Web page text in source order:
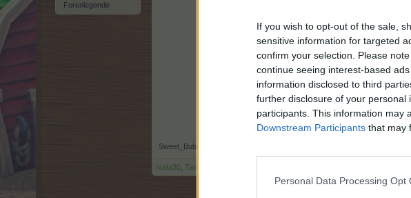
If you wish to opt-out of the sale,
sensitive information for targeted
confirm your selection. Please
continue seeing interest-based
information disclosed to third
further disclosure of your personal
participants. This information may
Downstream Participants that may
Personal Data Processing Opt
Forenlegende
Sweet_Bubble
hoda30 Tammoo